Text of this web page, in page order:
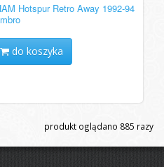
Hotspur Retro Away 1992-94
do koszyka
produkt oglądano 885 razy